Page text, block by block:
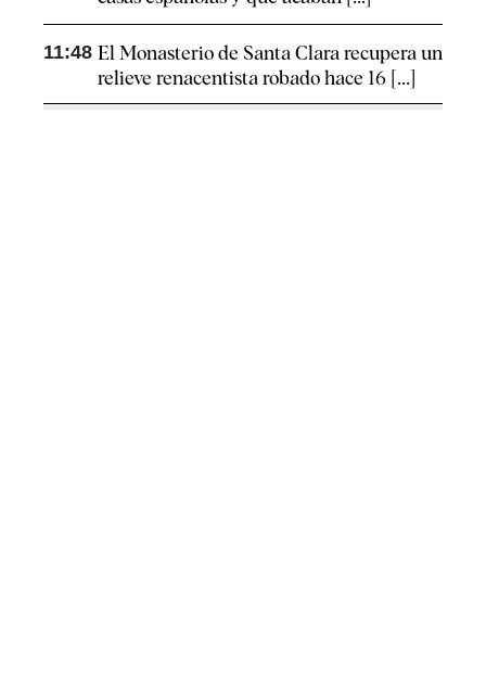
11:48 El Monasterio de Santa Clara recupera un
relieve renacentista robado hace 16 [...]